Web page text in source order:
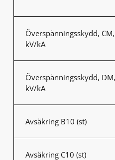
Överspänningsskydd, CM,
kV/kA
Överspänningsskydd, DM,
kV/kA
Avsäkring B10 (st)
Avsäkring C10 (st)